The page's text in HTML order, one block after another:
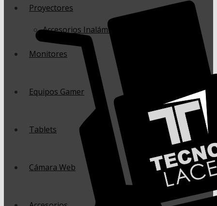
Proyectores
Accesorios Inalámbricos
Monitores
Equipos Gamer
Tablets
Cámara Web